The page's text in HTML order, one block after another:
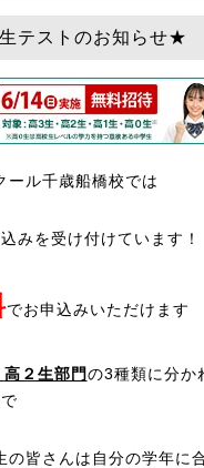
テストのお知らせ★
ール千歳船橋校では
みを受け付けています！
でお申込みいただけます
高２生部門の3種類に分か
皆さんは自分の学年に